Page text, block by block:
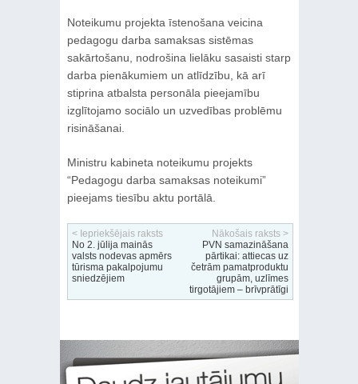
Noteikumu projekta īstenošana veicina
pedagogu darba samaksas sistēmas
sakārtošanu, nodrošina lielāku sasaisti starp
darba pienākumiem un atlīdzību, kā arī
stiprina atbalsta personāla pieejamību
izglītojamo sociālo un uzvedības problēmu
risināšanai.
Ministru kabineta noteikumu projekts
“Pedagogu darba samaksas noteikumi”
pieejams tiesību aktu portālā.
< Iepriekšējais raksts
No 2. jūlija mainās
valsts nodevas apmērs
tūrisma pakalpojumu
sniedzējiem
Nākošais raksts >
PVN samazināšana
pārtikai: attiecas uz
četrām pamatproduktu
grupām, uzlīmes
tirgotājiem – brīvprātīgi